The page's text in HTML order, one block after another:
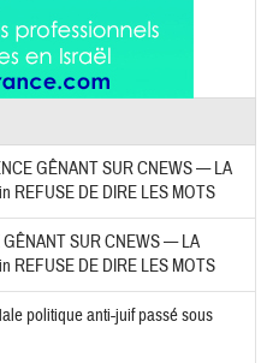
GÊNANT SUR CNEWS — LA
REFUSE DE DIRE LES MOTS
SUR CNEWS — LA
REFUSE DE DIRE LES MOTS
politique anti-juif passé sous